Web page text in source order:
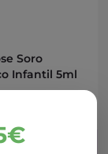
Soro
Infantil 5ml
ao Carrinho